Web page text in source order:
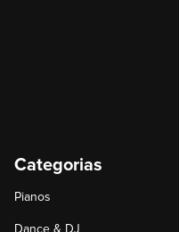
Categorias
Pianos